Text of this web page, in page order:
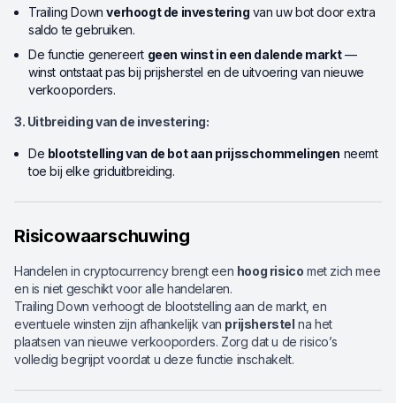
Trailing Downverhoogt de investering van uw bot door extra
saldo te gebruiken.
De functie genereert geen winst in een dalende markt—
winst ontstaat pas bij prijsherstel en de uitvoering van nieuwe
verkooporders.
3. Uitbreiding van de investering:
De blootstelling van de bot aan prijsschommelingen neemt
toe bij elke griduitbreiding.
Risicowaarschuwing
Handelen in cryptocurrency brengt een hoog risico met zich mee
en is niet geschikt voor alle handelaren.
Trailing Down verhoogt de blootstelling aan de markt, en
eventuele winsten zijn afhankelijk van prijsherstel na het
plaatsen van nieuwe verkooporders. Zorg dat u de risico’s
volledig begrijpt voordat u deze functie inschakelt.